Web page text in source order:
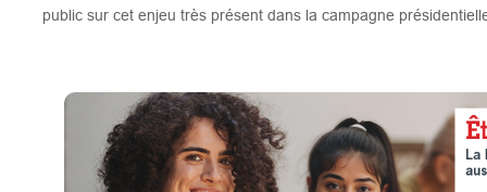
public sur cet enjeu très présent dans la campagne